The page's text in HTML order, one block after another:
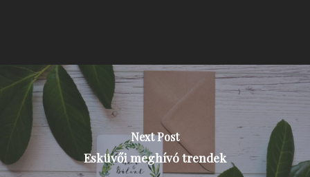
Next Post
Esküvői meghívó trendek